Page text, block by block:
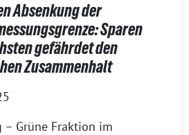
Absenkung der
Sparen
gefährdet den
Zusammenhalt
– Grüne Fraktion im